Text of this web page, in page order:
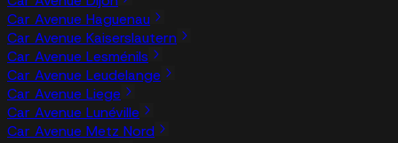
Car Avenue Haguenau
Car Avenue Kaiserslautern
Car Avenue Lesménils
Car Avenue Leudelange
Car Avenue Liege
Car Avenue Lunéville
Car Avenue Metz Nord